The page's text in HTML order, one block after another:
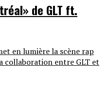
de GLT ft.
en lumière la scène rap
collaboration entre GLT et